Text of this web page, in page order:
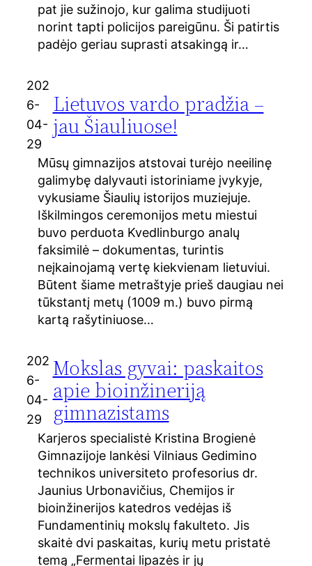
pat jie sužinojo, kur galima studijuoti
norint tapti policijos pareigūnu. Ši patirtis
padėjo geriau suprasti atsakingą ir…
202
6-
04-
29
Lietuvos vardo pradžia –
jau Šiauliuose!
Mūsų gimnazijos atstovai turėjo neeilinę
galimybę dalyvauti istoriniame įvykyje,
vykusiame Šiaulių istorijos muziejuje.
Iškilmingos ceremonijos metu miestui
buvo perduota Kvedlinburgo analų
faksimilė – dokumentas, turintis
neįkainojamą vertę kiekvienam lietuviui.
Būtent šiame metraštyje prieš daugiau nei
tūkstantį metų (1009 m.) buvo pirmą
kartą rašytiniuose…
202
6-
04-
29
Mokslas gyvai: paskaitos
apie bioinžineriją
gimnazistams
Karjeros specialistė Kristina Brogienė
Gimnazijoje lankėsi Vilniaus Gedimino
technikos universiteto profesorius dr.
Jaunius Urbonavičius, Chemijos ir
bioinžinerijos katedros vedėjas iš
Fundamentinių mokslų fakulteto. Jis
skaitė dvi paskaitas, kurių metu pristatė
temą „Fermentai lipazės ir jų